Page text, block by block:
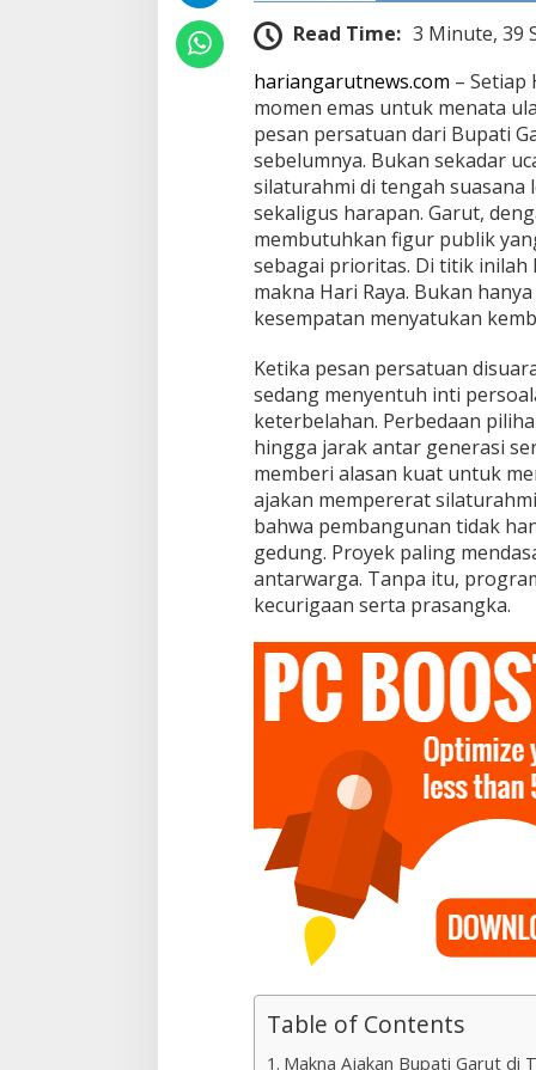
a
a
Read Time: 3 Minute, 39
hariangarutnews.com – Setiap
momen emas untuk menata
pesan persatuan dari Bupati
sebelumnya. Bukan sekadar
silaturahmi di tengah suasana
sekaligus harapan. Garut,
membutuhkan figur publik
sebagai prioritas. Di titik inilah
makna Hari Raya. Bukan
kesempatan menyatukan
Ketika pesan persatuan
sedang menyentuh inti
keterbelahan. Perbedaan
hingga jarak antar generasi
memberi alasan kuat untuk
ajakan mempererat
bahwa pembangunan tidak
gedung. Proyek paling
antarwarga. Tanpa itu,
kecurigaan serta prasangka.
Table of Contents
Makna Ajakan Bupati Garut di